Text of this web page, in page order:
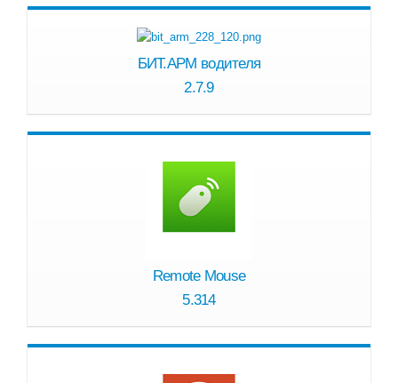
БИТ.АРМ водителя
2.7.9
Remote Mouse
5.314